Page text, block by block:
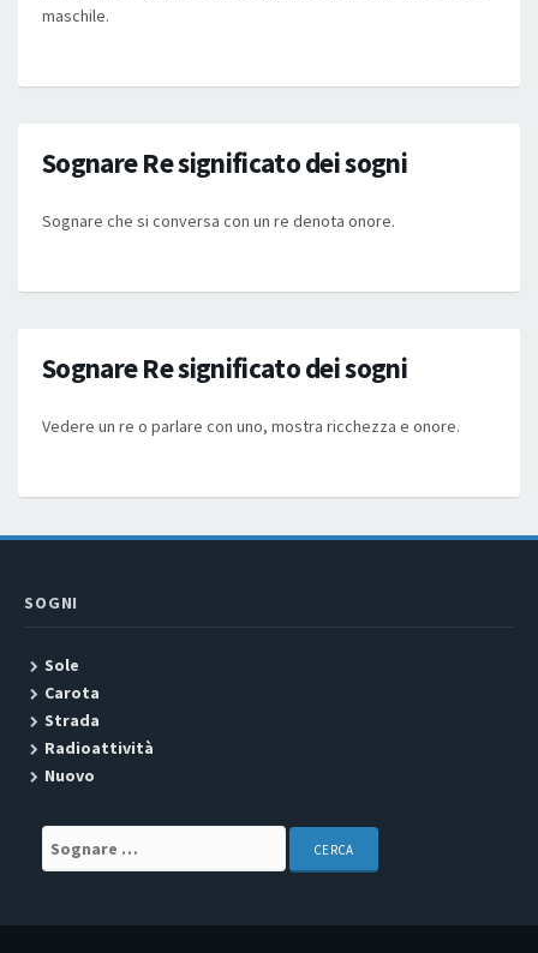
maschile.
Sognare Re significato dei sogni
Sognare che si conversa con un re denota onore.
Sognare Re significato dei sogni
Vedere un re o parlare con uno, mostra ricchezza e onore.
SOGNI
Sole
Carota
Strada
Radioattività
Nuovo
Search for: